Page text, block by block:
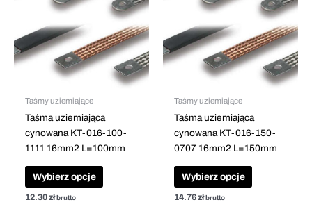
Taśmy uziemiające
Taśma uziemiająca
cynowana KT-016-100-
1111 16mm2 L=100mm
Wybierz opcje
wiele
wariantów.
Opcje
można
wybrać
produktu
12.30zł brutto
Taśmy uziemiające
Taśma uziemiająca
cynowana KT-016-150-
0707 16mm2 L=150mm
Wybierz opcje
wiele
wariantów.
Opcje
można
wybrać
produktu
14.76zł brutto